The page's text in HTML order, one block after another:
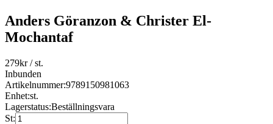
Anders Göranzon & Christer El-
Mochantaf
279kr/ st.
Inbunden
Artikelnummer:9789150981063
Enhet:st.
Lagerstatus:Beställningsvara
St: